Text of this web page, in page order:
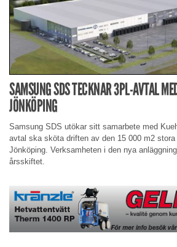
SAMSUNG SDS TECKNAR 3PL-AVTAL
JÖNKÖPING
Samsung SDS utökar sitt samarbete med
avtal ska sköta driften av den 15 000 m2
Jönköping. Verksamheten i den nya
årsskiftet.